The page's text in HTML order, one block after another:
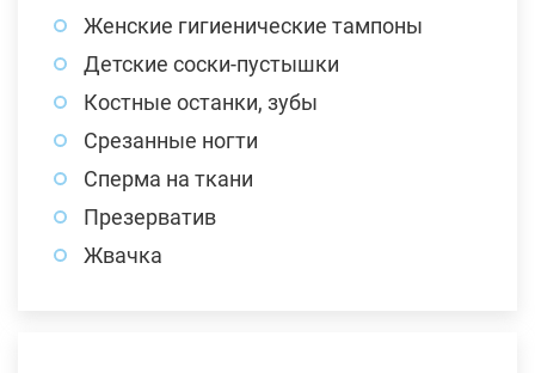
Женские гигиенические тампоны
Детские соски-пустышки
Костные останки, зубы
Срезанные ногти
Сперма на ткани
Презерватив
Жвачка